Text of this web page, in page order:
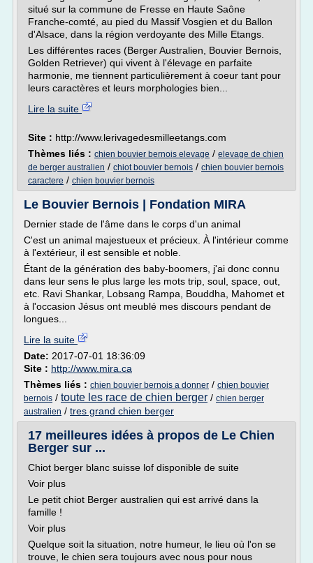
situé sur la commune de Fresse en Haute Saône
Franche-comté, au pied du Massif Vosgien et du Ballon
d'Alsace, dans la région verdoyante des Mille Etangs.
Les différentes races (Berger Australien, Bouvier Bernois,
Golden Retriever) qui vivent à l'élevage en parfaite
harmonie, me tiennent particulièrement à coeur tant pour
leurs caractères et leurs morphologies bien...
Lire la suite
Site : http://www.lerivagedesmilleetangs.com
Thèmes liés : chien bouvier bernois elevage / elevage de chien
de berger australien / chiot bouvier bernois / chien bouvier bernois
caractere / chien bouvier bernois
Le Bouvier Bernois | Fondation MIRA
Dernier stade de l'âme dans le corps d'un animal
C'est un animal majestueux et précieux. À l'intérieur comme
à l'extérieur, il est sensible et noble.
Étant de la génération des baby-boomers, j'ai donc connu
dans leur sens le plus large les mots trip, soul, space, out,
etc. Ravi Shankar, Lobsang Rampa, Bouddha, Mahomet et
à l'occasion Jésus ont meublé mes discours pendant de
longues...
Lire la suite
Date: 2017-07-01 18:36:09
Site : http://www.mira.ca
Thèmes liés : chien bouvier bernois a donner / chien bouvier
bernois / toute les race de chien berger / chien berger
australien / tres grand chien berger
17 meilleures idées à propos de Le Chien
Berger sur ...
Chiot berger blanc suisse lof disponible de suite
Voir plus
Le petit chiot Berger australien qui est arrivé dans la
famille !
Voir plus
Quelque soit la situation, notre humeur, le lieu où l'on se
trouve, le chien sera toujours avec nous pour nous